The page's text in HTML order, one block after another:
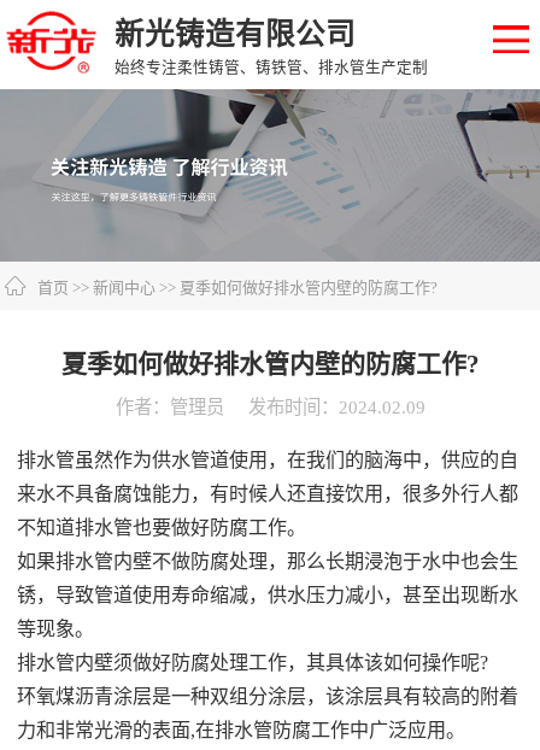
新光铸造有限公司
始终专注柔性铸管、铸铁管、排水管生产定制
首页 >> 新闻中心>> 夏季如何做好排水管内壁的防腐工作?
夏季如何做好排水管内壁的防腐工作?
作者：管理员 发布时间：2024.02.09
排水管虽然作为供水管道使用，在我们的脑海中，供应的自
来水不具备腐蚀能力，有时候人还直接饮用，很多外行人都
不知道排水管也要做好防腐工作。
如果排水管内壁不做防腐处理，那么长期浸泡于水中也会生
锈，导致管道使用寿命缩减，供水压力减小，甚至出现断水
等现象。
排水管内壁须做好防腐处理工作，其具体该如何操作呢?
环氧煤沥青涂层是一种双组分涂层，该涂层具有较高的附着
力和非常光滑的表面,在排水管防腐工作中广泛应用。